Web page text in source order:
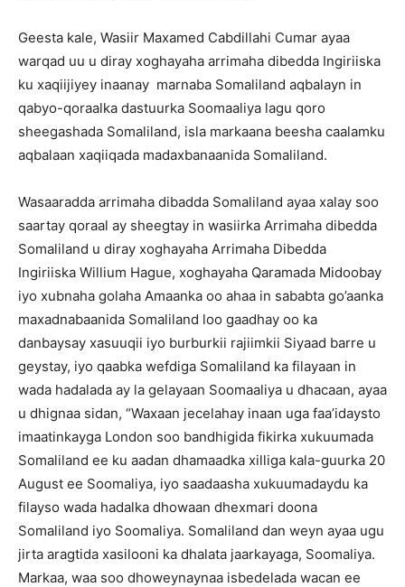
Geesta kale, Wasiir Maxamed Cabdillahi Cumar ayaa
warqad uu u diray xoghayaha arrimaha dibedda Ingiriiska
ku xaqiijiyey inaanay marnaba Somaliland aqbalayn in
qabyo-qoraalka dastuurka Soomaaliya lagu qoro
sheegashada Somaliland, isla markaana beesha caalamku
aqbalaan xaqiiqada madaxbanaanida Somaliland.
Wasaaradda arrimaha dibadda Somaliland ayaa xalay soo
saartay qoraal ay sheegtay in wasiirka Arrimaha dibedda
Somaliland u diray xoghayaha Arrimaha Dibedda
Ingiriiska Willium Hague, xoghayaha Qaramada Midoobay
iyo xubnaha golaha Amaanka oo ahaa in sababta go’aanka
maxadnabaanida Somaliland loo gaadhay oo ka
danbaysay xasuuqii iyo burburkii rajiimkii Siyaad barre u
geystay, iyo qaabka wefdiga Somaliland ka filayaan in
wada hadalada ay la gelayaan Soomaaliya u dhacaan, ayaa
u dhignaa sidan, “Waxaan jecelahay inaan uga faa’idaysto
imaatinkayga London soo bandhigida fikirka xukuumada
Somaliland ee ku aadan dhamaadka xilliga kala-guurka 20
August ee Soomaliya, iyo saadaasha xukuumadaydu ka
filayso wada hadalka dhowaan dhexmari doona
Somaliland iyo Soomaliya. Somaliland dan weyn ayaa ugu
jirta aragtida xasilooni ka dhalata jaarkayaga, Soomaliya.
Markaa, waa soo dhoweynaynaa isbedelada wacan ee